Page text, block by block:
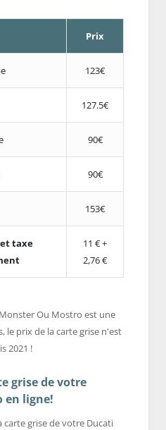
Prix
123€
127.5€
90€
90€
153€
taxe
11 € +
2,76 €
Ou Mostro est une
le prix de la carte grise n'est
2021 !
grise de votre
en ligne!
carte grise de votre Ducati